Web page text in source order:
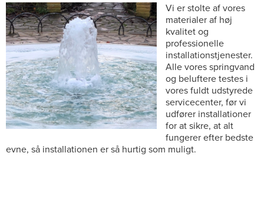
Vi er stolte af vores
materialer af høj
kvalitet og
professionelle
installationstjenester.
Alle vores springvand
og beluftere testes i
vores fuldt udstyrede
servicecenter, før vi
udfører installationer
for at sikre, at alt
fungerer efter bedste
evne, så installationen er så hurtig som muligt.